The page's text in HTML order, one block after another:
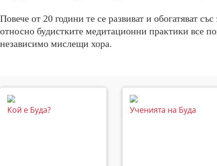
Повече от 20 години те се развиват и обогатяват
относно будистките медитационни практики все
независимо мислещи хора.
Кой е Буда? Ученията на Буда